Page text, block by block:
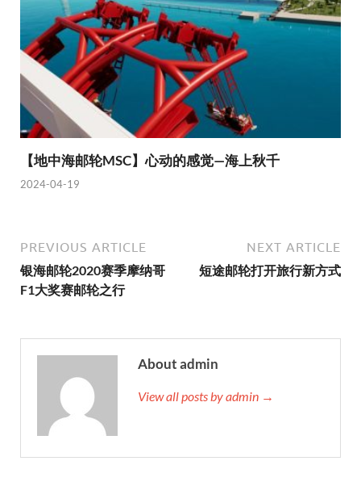
【地中海邮轮MSC】心动的感觉—海上秋千
2024-04-19
PREVIOUS ARTICLE
银海邮轮2020赛季摩纳哥
F1大奖赛邮轮之行
NEXT ARTICLE
短途邮轮打开旅行新方式
About admin
View all posts by admin →